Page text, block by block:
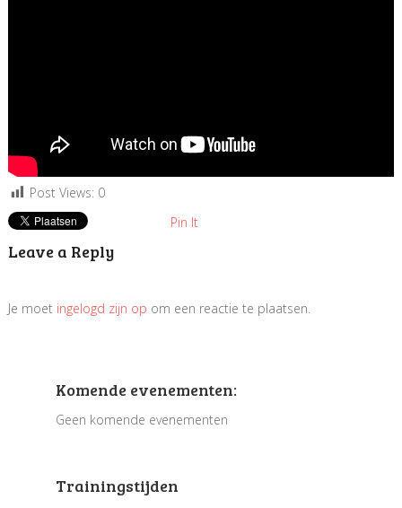
Post Views: 0
Pin It
Leave a Reply
Je moet ingelogd zijn op om een reactie te plaatsen.
Komende evenementen:
Geen komende evenementen
Trainingstijden